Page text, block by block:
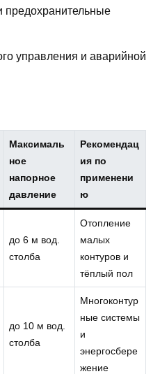
предохранительные
управления и аварийной
Максималь
ное
напорное
давление
Рекомендац
ия по
применени
ю
до 6 м вод.
столба
Отопление
малых
контуров и
тёплый пол
до 10 м вод.
столба
Многоконтур
ные системы
и
энергосбере
жение